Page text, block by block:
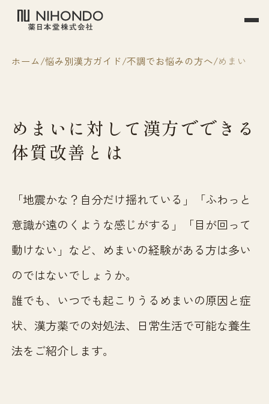
ホーム 悩み別漢方ガイド 不調でお悩みの方へ めまい
めまいに対して漢方でできる
体質改善とは
「地震かな？自分だけ揺れている」「ふわっと
意識が遠のくような感じがする」「目が回って
動けない」など、めまいの経験がある方は多い
のではないでしょうか。
誰でも、いつでも起こりうるめまいの原因と症
状、漢方薬での対処法、日常生活で可能な養生
法をご紹介します。